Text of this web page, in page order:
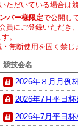
ただいている場合は
バー様限定で公開し
員にご登録いただき
。
無断使用を固く禁じ
競技会名
2026年８月月例
2026年7月平日
2026年7月平日